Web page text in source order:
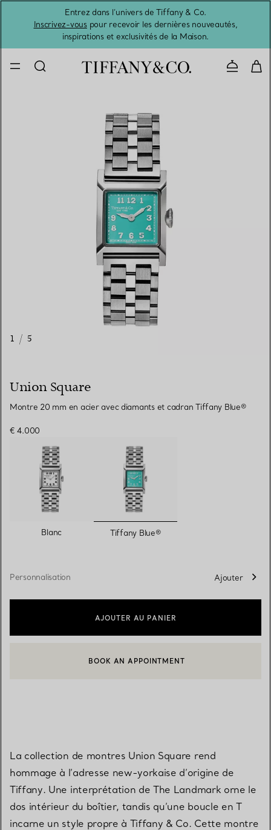
Entrez dans l’univers de Tiffany & Co.
Inscrivez-vouspour recevoir les dernières nouveautés,
inspirations et exclusivités de la Maison.
1 / 5
Union Square
Montre 20 mm en acier avec diamants et cadran Tiffany Blue®
€ 4.000
Blanc sélectionnés
Tiffany Blue®
Personnalisation Ajouter
AJOUTER AU PANIER
CONTACTER UN CONSEILLER CLIENT OU PRENDRE RENDEZ-
BOOK AN APPOINTMENT
La collection de montres Union Square rend
hommage à l’adresse new-yorkaise d’origine de
Tiffany. Une interprétation de The Landmark orne le
dos intérieur du boîtier, tandis qu’une boucle en T
incarne un style propre à Tiffany & Co. Cette montre